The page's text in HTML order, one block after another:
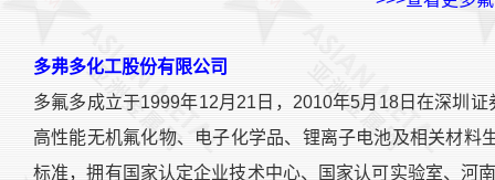
多弗多化工股份有限公司
多氟多成立于1999年12月21日，2010年5月18日在深圳
高性能无机氟化物、电子化学品、锂离子电池及相关材
标准，拥有国家认定企业技术中心、国家认可实验室、河